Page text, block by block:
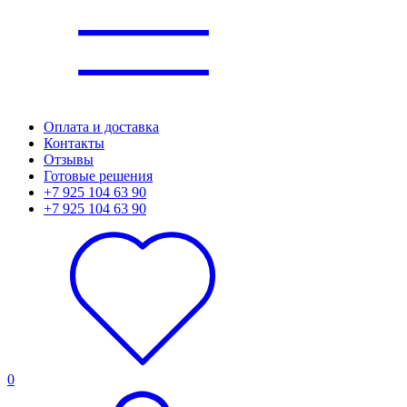
Оплата и доставка
Контакты
Отзывы
Готовые решения
+7 925 104 63 90
+7 925 104 63 90
0